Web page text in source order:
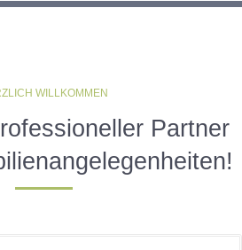
WILLKOMMEN
Partner